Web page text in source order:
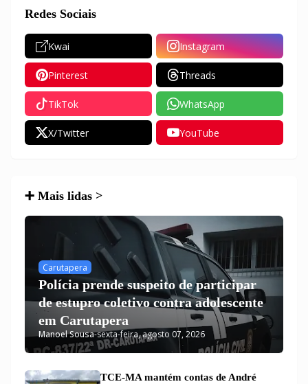
Redes Sociais
Kwai Instagram
Pinterest Threads
TikTok WhatsApp
X/Twitter YouTube
➕ Mais lidas >
Carutapera
Polícia prende suspeito de participar
de estupro coletivo contra adolescente
em Carutapera
Manoel Sousa-sexta-feira, agosto 07, 2026
TCE-MA mantém contas de André